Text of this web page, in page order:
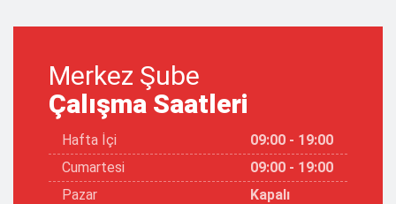
Merkez Şube
Çalışma Saatleri
Hafta İçi
09:00 - 19:00
Cumartesi
09:00 - 19:00
Pazar
Kapalı